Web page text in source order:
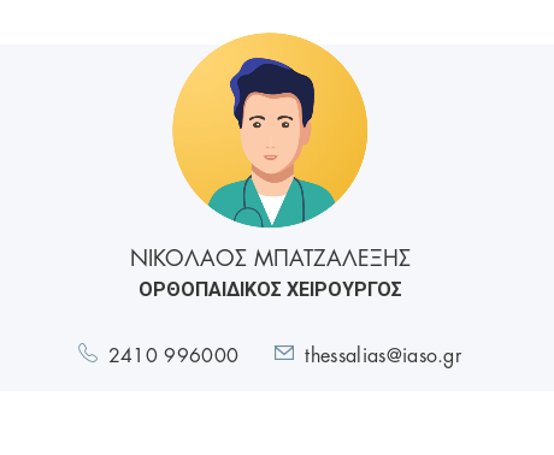
ΝΙΚΟΛΑΟΣ ΜΠΑΤΖΑΛΕΞΗΣ
ΟΡΘΟΠΑΙΔΙΚΟΣ ΧΕΙΡΟΥΡΓΟΣ
2410 996000 thessalias@iaso.gr